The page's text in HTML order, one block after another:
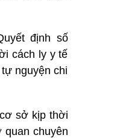
định số
cách ly y tế
nguyện chi
sở kịp thời
quan chuyên